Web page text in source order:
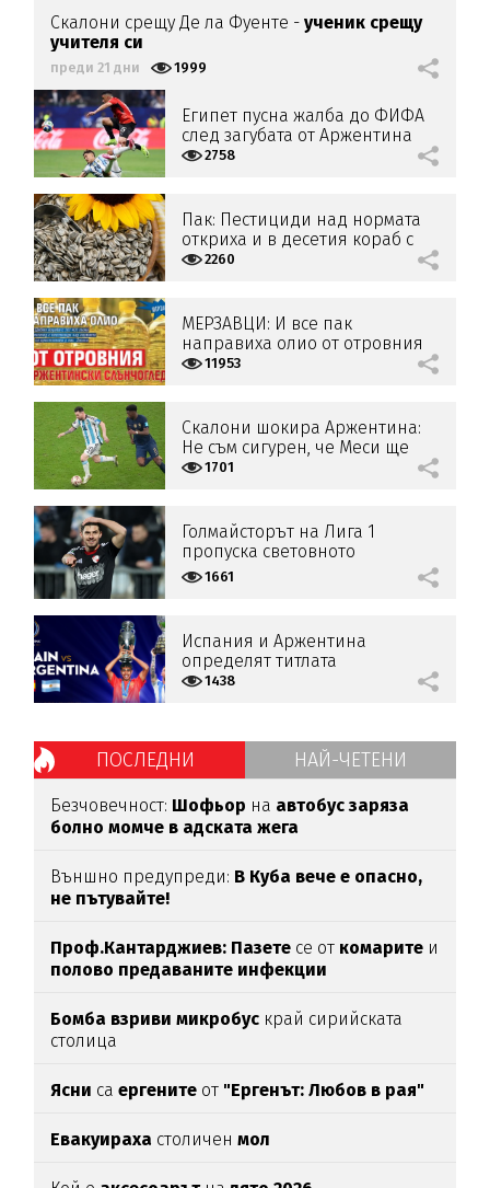
Скалони срещу Де ла Фуенте -ученик срещу
учителя си
преди 21 дни 1999
Египет пусна жалба до ФИФА
след загубата от Аржентина
2758
Пак: Пестициди над нормата
откриха и в десетия кораб с
аржентински слънчоглед
2260
МЕРЗАВЦИ: И все пак
направиха олио от отровния
аржентински слънчоглед!
11953
Скалони шокира Аржентина:
Не съм сигурен, че Меси ще
играе на мондиала
1701
Голмайсторът на Лига 1
пропуска световното
1661
Испания и Аржентина
определят титлата
"Финалисима" в Катар
1438
ПОСЛЕДНИ НАЙ-ЧЕТЕНИ
Безчовечност: Шофьор на автобус заряза
болно момче в адската жега
Външно предупреди: В Куба вече е опасно,
не пътувайте!
Проф.Кантарджиев: Пазете се от комарите и
полово предаваните инфекции
Бомба взриви микробус край сирийската
столица
Ясни са ергените от "Ергенът: Любов в рая"
Евакуираха столиченмол